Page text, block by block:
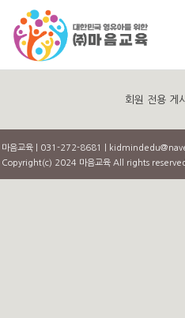
회원 전용 게
마음교육 | 031-272-8681 |
Copyright(c) 2024 마음교육 All rights reserved